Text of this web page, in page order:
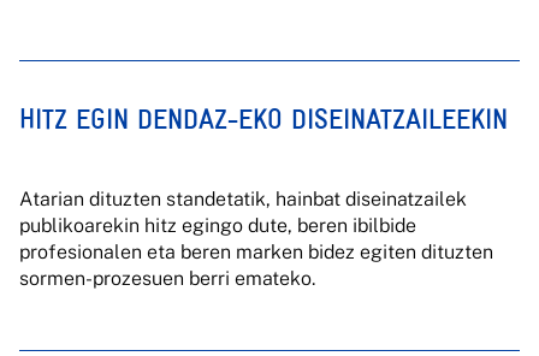
HITZ EGIN DENDAZ-EKO DISEINATZAILEEKIN
Atarian dituzten standetatik, hainbat diseinatzailek
publikoarekin hitz egingo dute, beren ibilbide
profesionalen eta beren marken bidez egiten dituzten
sormen-prozesuen berri emateko.